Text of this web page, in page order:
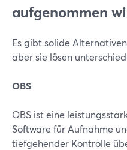
aufgenommen
Es gibt solide
aber sie lösen
OBS
OBS ist eine
Software für Aufnahme
tiefgehender Kontrolle